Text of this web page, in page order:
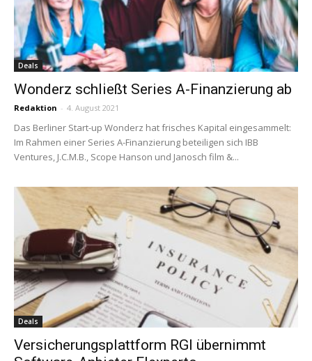
Deals
Wonderz schließt Series A-Finanzierung ab
Redaktion - 4. August 2021
Das Berliner Start-up Wonderz hat frisches Kapital eingesammelt:
Im Rahmen einer Series A-Finanzierung beteiligen sich IBB
Ventures, J.C.M.B., Scope Hanson und Janosch film &...
Deals
Versicherungsplattform RGI übernimmt